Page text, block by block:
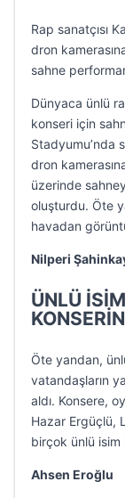
Rap sanatçısı
dron
sahne
Dünyaca ünlü
konseri için
Stadyumu’nda
dron
üzerinde
oluşturdu. Öte
havadan
Nilperi
ÜNLÜ
Öte yandan,
vatandaşların
aldı. Konsere,
Hazar Ergüçlü,
birçok ünlü isim
Ahsen Eroğlu